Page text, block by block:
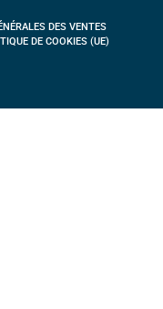
DES VENTES
DE COOKIES (UE)